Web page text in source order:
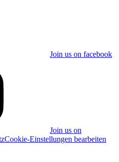
Join us on facebook
Join us on
Cookie-Einstellungen bearbeiten